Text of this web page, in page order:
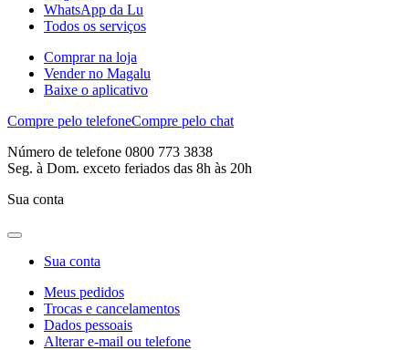
WhatsApp da Lu
Todos os serviços
Comprar na loja
Vender no Magalu
Baixe o aplicativo
Compre pelo telefoneCompre pelo chat
Número de telefone 0800 773 3838
Seg. à Dom. exceto feriados das 8h às 20h
Sua conta
Sua conta
Meus pedidos
Trocas e cancelamentos
Dados pessoais
Alterar e-mail ou telefone